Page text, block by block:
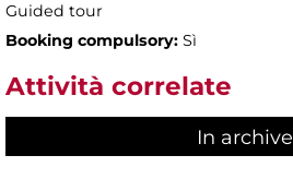
Guided tour
Booking compulsory: Sì
Attività correlate
In archive